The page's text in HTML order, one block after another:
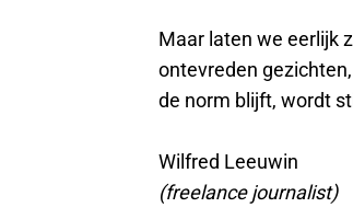
Maar laten we eerlijk
ontevreden
de norm blijft, wordt
Wilfred Leeuwin
(freelance journalist)